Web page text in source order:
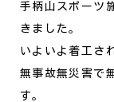
手柄山スポーツ
きました。
いよいよ着工さ
無事故無災害で
す。